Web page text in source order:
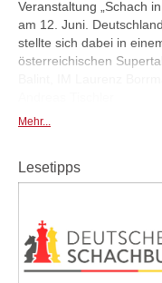
Veranstaltung „Schach
am 12. Juni.
stellte sich dabei in
österreichischen
Mehr...
Lesetipps